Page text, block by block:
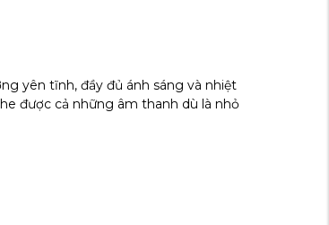
yên tĩnh, đầy đủ ánh sáng và nhiệt
được cả những âm thanh dù là nhỏ